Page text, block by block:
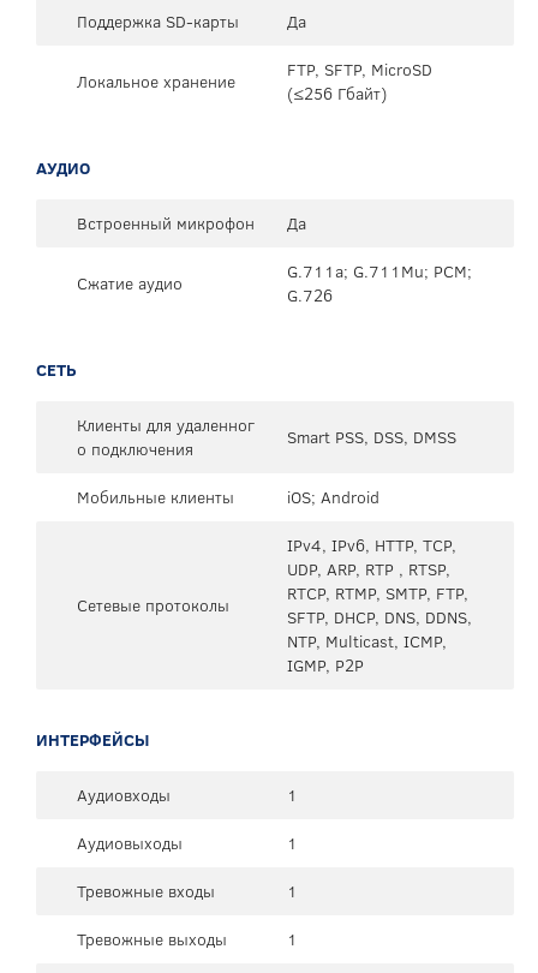
Поддержка SD-карты Да
Локальное хранение
FTP, SFTP, MicroSD
(≤256 Гбайт)
АУДИО
Встроенный микрофон Да
Сжатие аудио
G.711a; G.711Mu; PCM;
G.726
СЕТЬ
Клиенты для удаленног
о подключения
Smart PSS, DSS, DMSS
Мобильные клиенты iOS; Android
Сетевые протоколы
IPv4, IPv6, HTTP, TCP,
UDP, ARP, RTP , RTSP,
RTCP, RTMP, SMTP, FTP,
SFTP, DHCP, DNS, DDNS,
NTP, Multicast, ICMP,
IGMP, P2P
ИНТЕРФЕЙСЫ
Аудиовходы
1
Аудиовыходы
1
Тревожные входы
1
Тревожные выходы
1